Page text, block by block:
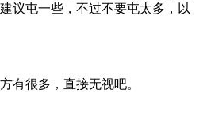
议屯一些，不过不要屯太多，以
很多，直接无视吧。